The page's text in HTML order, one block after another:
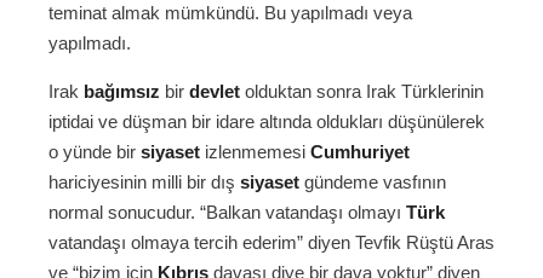
teminat almak mümkündü. Bu yapılmadı veya
yapılmadı.
Irak bağımsız bir devlet olduktan sonra Irak Türklerinin
iptidai ve düşman bir idare altında oldukları düşünülerek
o yünde bir siyaset izlenmemesi Cumhuriyet
hariciyesinin milli bir dış siyaset gündeme vasfının
normal sonucudur. “Balkan vatandaşı olmayı Türk
vatandaşı olmaya tercih ederim” diyen Tevfik Rüştü Aras
ve “bizim için Kıbrıs davası diye bir dava yoktur” diyen